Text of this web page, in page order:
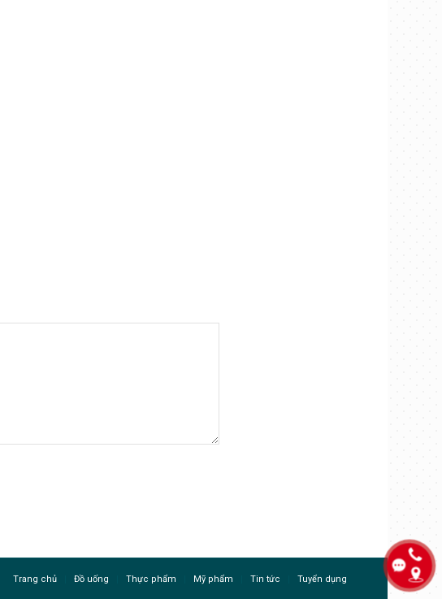
Trang chủ Đồ uống Thực phẩm Mỹ phẩm Tin tức Tuyển dụng